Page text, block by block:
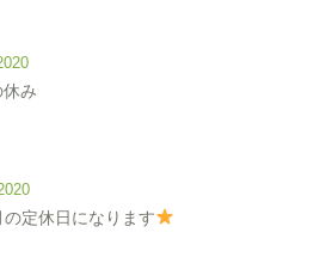
み
の定休日になります